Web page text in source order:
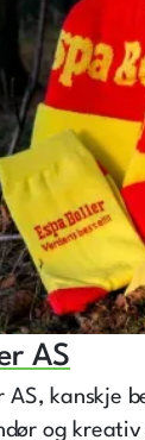
AS
kanskje
og